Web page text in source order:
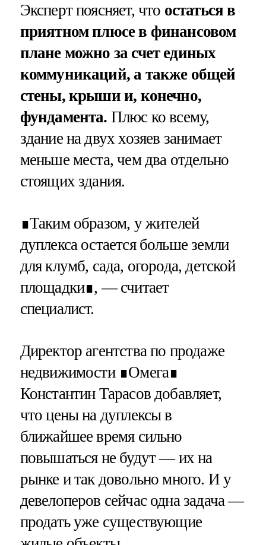
Эксперт поясняет, что остаться в
приятном плюсе в финансовом
плане можно за счет единых
коммуникаций, а также общей
стены, крыши и, конечно,
фундамента. Плюс ко всему,
здание на двух хозяев занимает
меньше места, чем два отдельно
стоящих здания.
∎Таким образом, у жителей
дуплекса остается больше земли
для клумб, сада, огорода, детской
площадки∎, — считает
специалист.
Директор агентства по продаже
недвижимости ∎Омега∎
Константин Тарасов добавляет,
что цены на дуплексы в
ближайшее время сильно
повышаться не будут — их на
рынке и так довольно много. И у
девелоперов сейчас одна задача —
продать уже существующие